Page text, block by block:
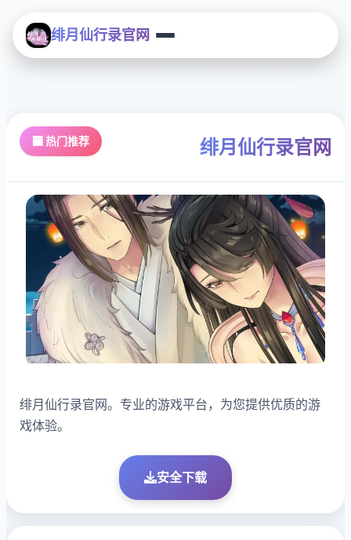
绯月仙行录官网
🏧 热门推荐 绯月仙行录官网
绯月仙行录官网。专业的游戏平台，为您提供优质的游
戏体验。
安全下载